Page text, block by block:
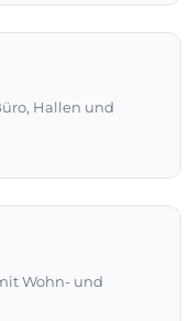
Hallen und
Wohn- und